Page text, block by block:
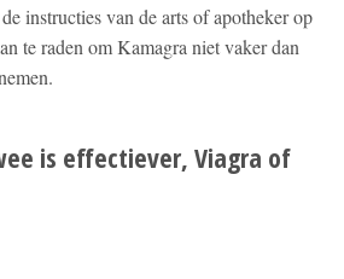
instructies van de arts of apotheker op
te raden om Kamagra niet vaker dan
is effectiever, Viagra of